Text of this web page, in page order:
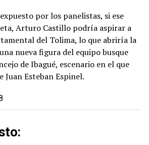
por los panelistas, si ese
Arturo Castillo podría aspirar a
del Tolima, lo que abriría la
nueva figura del equipo busque
de Ibagué, escenario en el que
Juan Esteban Espinel.